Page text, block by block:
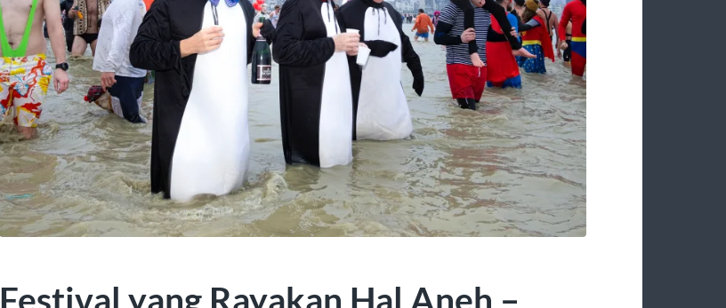
Festival yang Rayakan Hal Aneh –